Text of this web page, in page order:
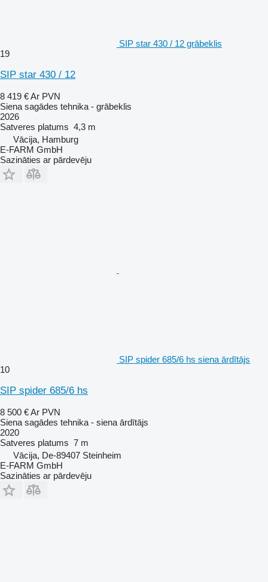
SIP star 430 / 12 grābeklis
19
SIP star 430 / 12
8 419 €Ar PVN
Siena sagādes tehnika - grābeklis
2026
Satveres platums 4,3 m
Vācija, Hamburg
E-FARM GmbH
Sazināties ar pārdevēju
SIP spider 685/6 hs siena ārdītājs
10
SIP spider 685/6 hs
8 500 €Ar PVN
Siena sagādes tehnika - siena ārdītājs
2020
Satveres platums 7 m
Vācija, De-89407 Steinheim
E-FARM GmbH
Sazināties ar pārdevēju